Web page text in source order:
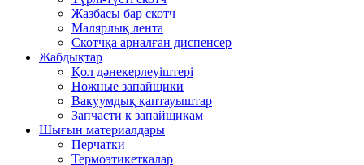
Жазбасы бар скотч
Малярлық лента
Скотчқа арналған диспенсер
Жабдықтар
Қол дәнекерлеуіштері
Ножные запайщики
Вакуумдық қаптауыштар
Запчасти к запайщикам
Шығын материалдары
Перчатки
Термоэтикеткалар